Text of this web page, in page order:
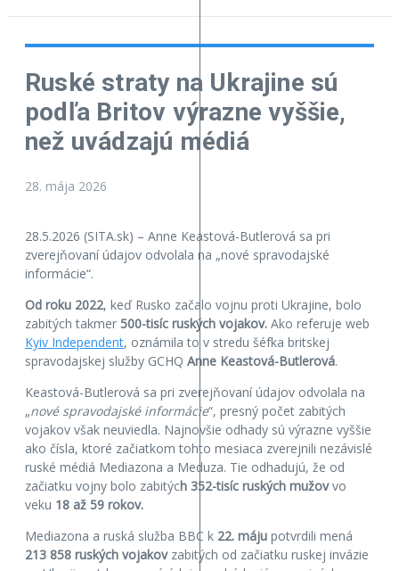
Ruské straty na Ukrajine sú
podľa Britov výrazne vyššie,
než uvádzajú médiá
28. mája 2026
28.5.2026 (SITA.sk) – Anne Keastová-Butlerová sa pri
zverejňovaní údajov odvolala na „nové spravodajské
informácie“.
Od roku 2022, keď Rusko začalo vojnu proti Ukrajine, bolo
zabitých takmer 500-tisíc ruských vojakov. Ako referuje web
Kyiv Independent, oznámila to v stredu šéfka britskej
spravodajskej služby GCHQ Anne Keastová-Butlerová.
Keastová-Butlerová sa pri zverejňovaní údajov odvolala na
„nové spravodajské informácie“, presný počet zabitých
vojakov však neuviedla. Najnovšie odhady sú výrazne vyššie
ako čísla, ktoré začiatkom tohto mesiaca zverejnili nezávislé
ruské médiá Mediazona a Meduza. Tie odhadujú, že od
začiatku vojny bolo zabitých 352-tisíc ruských mužovvo
veku 18 až 59 rokov.
Mediazona a ruská služba BBC k 22. máju potvrdili mená
213 858 ruských vojakovzabitých od začiatku ruskej invázie